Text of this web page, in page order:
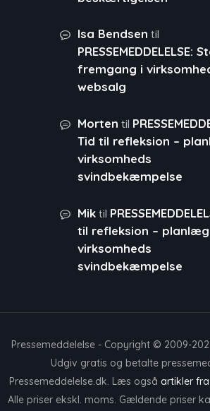
Isa Bendsen til
PRESSEMEDDELELSE:
fremgang i
websalg
Morten til
Tid til refleksion –
virksomheds
svindbekæmpelse
Miktil
til refleksion –
virksomheds
svindbekæmpelse
Pressemeddelelse - Copyright © 2009-
Udgiv gratis og betalte
Pressemeddelelse.dk. Læs også artikler
Alle priser ekskl. moms. Gældende priser